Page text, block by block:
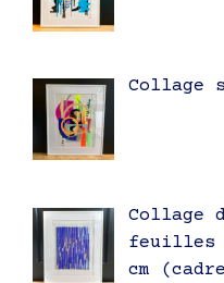
Collage
Collage
feuilles
cm